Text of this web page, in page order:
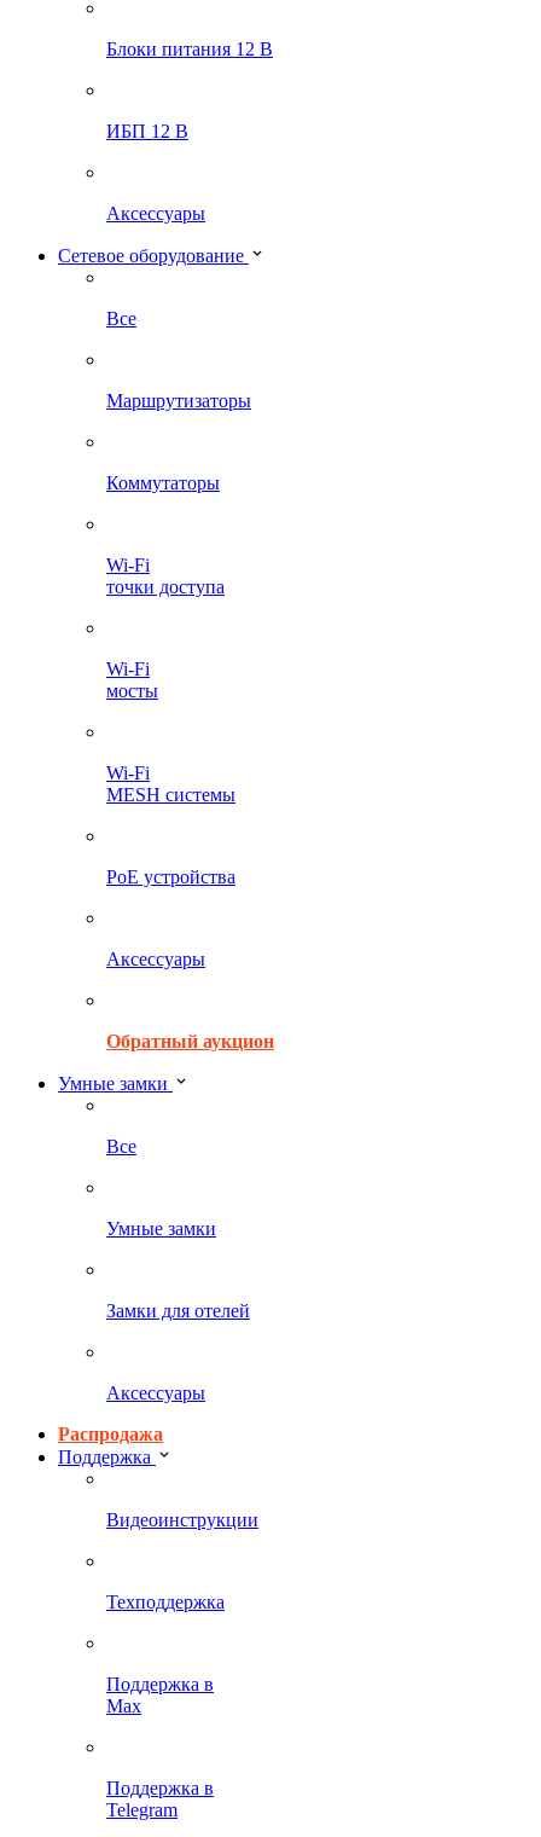
Блоки питания 12 В
ИБП 12 В
Аксессуары
Сетевое оборудование
Все
Маршрутизаторы
Коммутаторы
Wi-Fi
точки доступа
Wi-Fi
мосты
Wi-Fi
MESH системы
PoE устройства
Аксессуары
Обратный аукцион
Умные замки
Все
Умные замки
Замки для отелей
Аксессуары
Распродажа
Поддержка
Видеоинструкции
Техподдержка
Поддержка в
Max
Поддержка в
Telegram